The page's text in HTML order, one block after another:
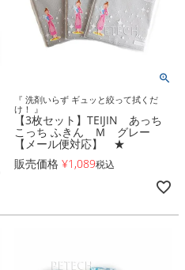
『 洗剤いらず ギュッと絞って拭くだ
け！ 』
【3枚セット】TEIJIN あっち
こっち ふきん Ｍ グレー
【メール便対応】 ★
販売価格 ¥1,089税込